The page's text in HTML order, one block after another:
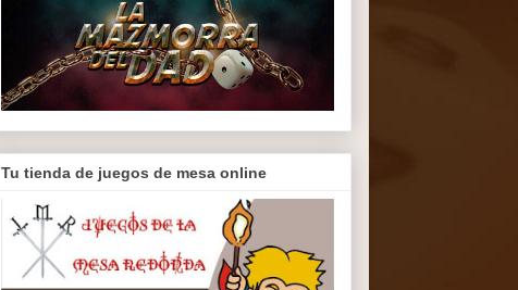
Tu tienda de juegos de mesa online